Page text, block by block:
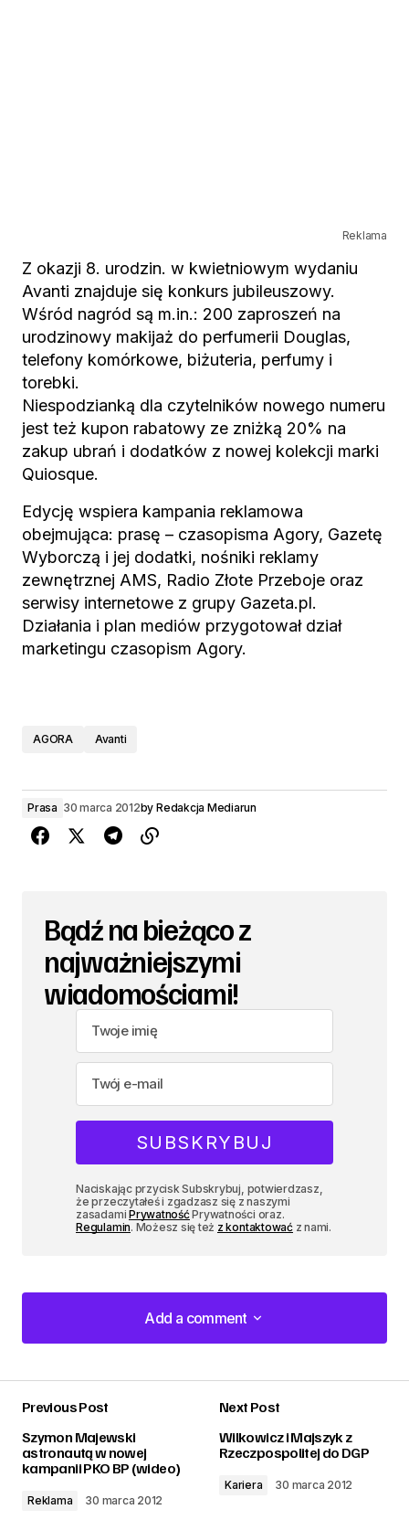
Reklama
Z okazji 8. urodzin. w kwietniowym wydaniu
Avanti znajduje się konkurs jubileuszowy.
Wśród nagród są m.in.: 200 zaproszeń na
urodzinowy makijaż do perfumerii Douglas,
telefony komórkowe, biżuteria, perfumy i
torebki.
Niespodzianką dla czytelników nowego numeru
jest też kupon rabatowy ze zniżką 20% na
zakup ubrań i dodatków z nowej kolekcji marki
Quiosque.
Edycję wspiera kampania reklamowa
obejmująca: prasę – czasopisma Agory, Gazetę
Wyborczą i jej dodatki, nośniki reklamy
zewnętrznej AMS, Radio Złote Przeboje oraz
serwisy internetowe z grupy Gazeta.pl.
Działania i plan mediów przygotował dział
marketingu czasopism Agory.
AGORA Avanti
Prasa 30 marca 2012by Redakcja Mediarun
Bądź na bieżąco z
najważniejszymi
wiadomościami!
Naciskając przycisk Subskrybuj, potwierdzasz,
że przeczytałeś i zgadzasz się z naszymi
zasadamiPrywatnośćPrywatności oraz.
Regulamin. Możesz się też z kontaktowaćz nami.
Add a comment
Add a comment
Previous Post
Szymon Majewski
astronautą w nowej
kampanii PKO BP (wideo)
Reklama 30 marca 2012
Next Post
Wilkowicz i Majszyk z
Rzeczpospolitej do DGP
Kariera 30 marca 2012